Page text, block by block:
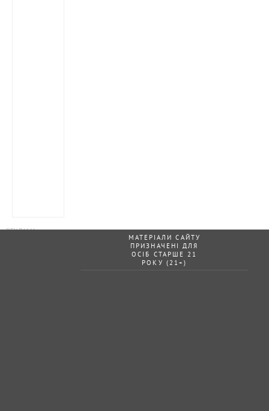
МАТЕРІАЛИ САЙТУ
ПРИЗНАЧЕНІ ДЛЯ
ОСІБ СТАРШЕ 21
РОКУ (21+)